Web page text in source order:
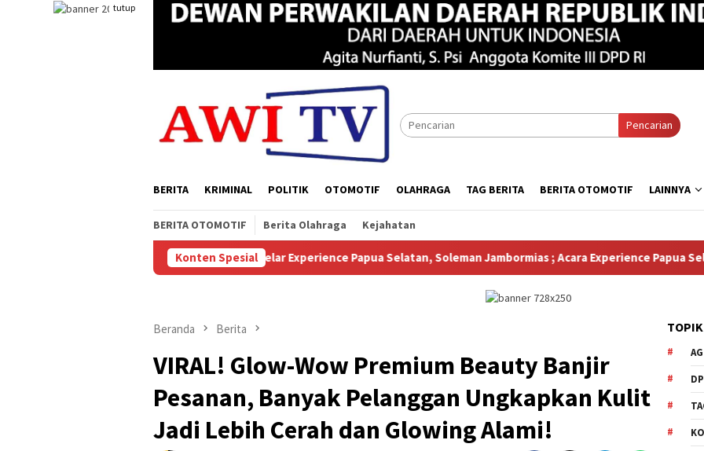
tutup
Pencarian
BERITA KRIMINAL POLITIK OTOMOTIF OLAHRAGA TAG BERITA BERITA OTOMOTIF LAINNYA
BERITA OTOMOTIF Berita Olahraga Kejahatan
Konten Spesial
Sukses Digelar Experience Papua Selatan, Soleman Jambormias ; Acara Experience Papua Selatan Menampilkan
Beranda Berita
VIRAL! Glow-Wow Premium Beauty Banjir
Pesanan, Banyak Pelanggan Ungkapkan Kulit
Jadi Lebih Cerah dan Glowing Alami!